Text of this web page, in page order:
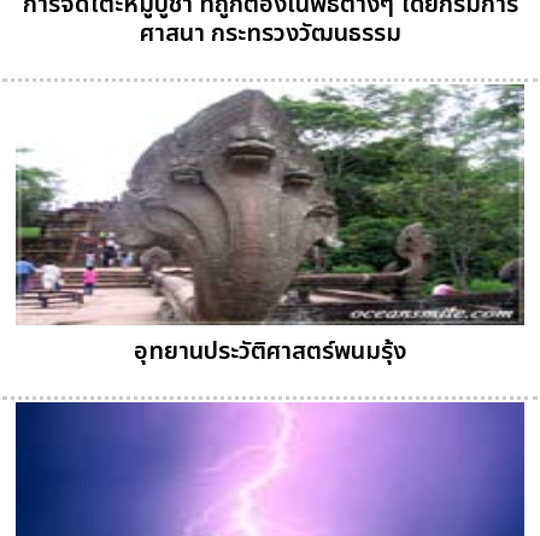
ศาสนา กระทรวงวัฒนธรรม
อุทยานประวัติศาสตร์พนมรุ้ง